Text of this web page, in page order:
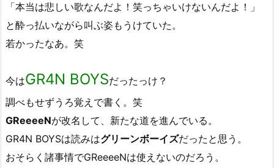
「本当は悲しい歌なんだよ！笑っちゃいけないんだよ！」
と酔っ払いながら叫ぶ姿もうけていた。
若かったなあ。笑
今はGR4N BOYSだったっけ？
調べもせずうろ覚えで書く。笑
GReeeeNが改名して、新たな道を進んでいる。
GR4N BOYSは読みはグリーンボーイズだったと思う。
おそらく諸事情でGReeeeNは使えないのだろう。